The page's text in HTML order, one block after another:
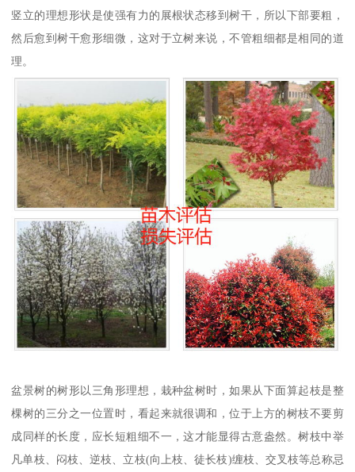
竖立的理想形状是使强有力的展根状态移到树干，所以下部要粗，
然后愈到树干愈形细微，这对于立树来说，不管粗细都是相同的道
理。
盆景树的树形以三角形理想，栽种盆树时，如果从下面算起枝是整
棵树的三分之一位置时，看起来就很调和，位于上方的树枝不要剪
成同样的长度，应长短粗细不一，这才能显得古意盎然。树枝中举
凡单枝、闷枝、逆枝、立枝(向上枝、徒长枝)缠枝、交叉枝等总称忌